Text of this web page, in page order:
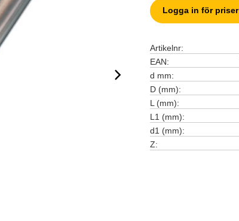
Logga in för priser
Artikelnr
EAN
d mm
D (mm)
L (mm)
L1 (mm)
d1 (mm)
Z